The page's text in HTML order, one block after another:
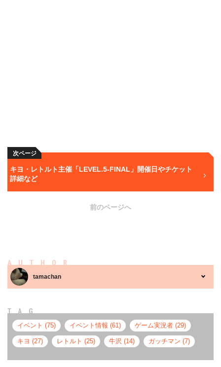
次ページ
キヨ・レトルト主催「LEVEL.5-FINAL」開催日やチケット
詳細など
前のページへ
AUTHOR
tamachan
TAG
イベント (75) イベント情報 (61) ゲーム実況者 (29)
キヨ (27) レトルト (25) 牛沢 (14) ガッチマン (7)